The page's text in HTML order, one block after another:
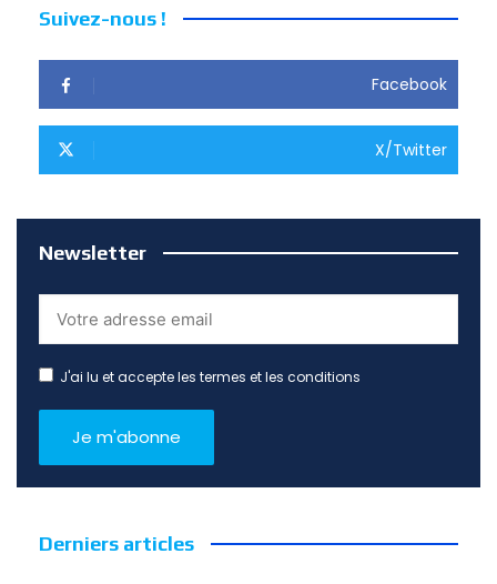
Suivez-nous !
Facebook
X/Twitter
Newsletter
J'ai lu et accepte les termes et les conditions
Derniers articles